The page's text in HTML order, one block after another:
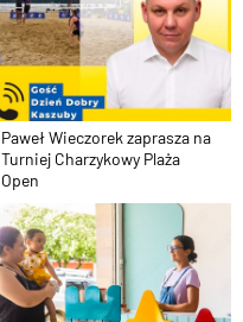
Paweł Wieczorek zaprasza na
Turniej Charzykowy Plaża
Open